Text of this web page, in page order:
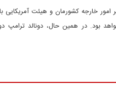
خارجه کشورمان و هیئت آمریکایی
بود. در همین حال، دونالد ترامپ